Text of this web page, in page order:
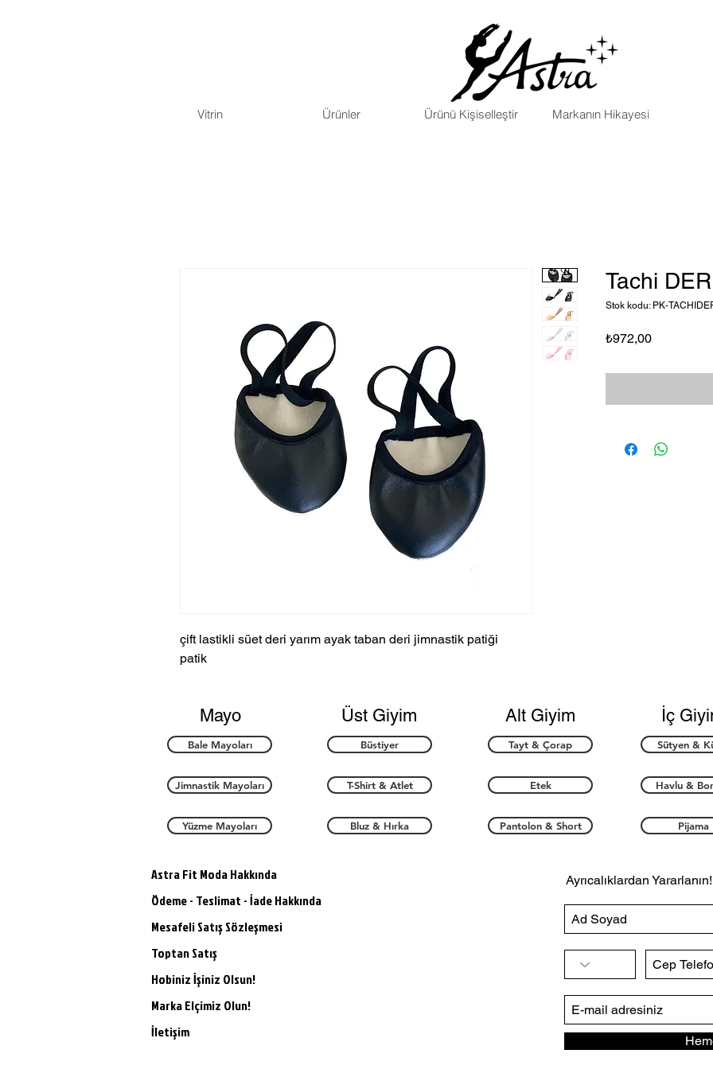
Vitrin Ürünler Ürünü Kişiselleştir Markanın Hikayesi
çift lastikli süet deri yarım ayak taban deri jimnastik patiği
patik
Tachi
Stok kodu: PK-
₺972,00Fiyat
Mayo
Bale Mayoları
Jimnastik Mayoları
Yüzme Mayoları
Üst Giyim
Büstiyer
T-Shirt & Atlet
Bluz & Hırka
Alt Giyim
Tayt & Çorap
Etek
Pantolon & Short
İç
Sütyen &
Havlu &
Pijama
Astra Fit Moda Hakkında
Ödeme - Teslimat - İade Hakkında
Mesafeli Satış Sözleşmesi
Toptan Satış
Hobiniz İşiniz Olsun!
Marka Elçimiz Olun!
İletişim
Ayrıcalıklardan Yararlanın!